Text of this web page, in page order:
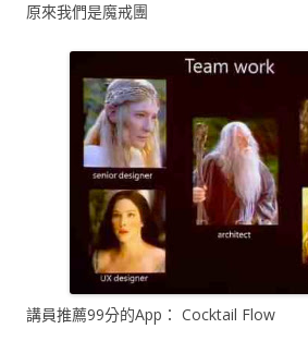
原來我們是魔戒團
講員推薦99分的App： Cocktail Flow